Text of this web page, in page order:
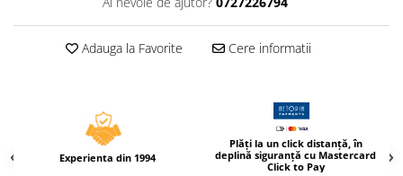
Caiete incepatori Tip I, II, III
Caiete speciale
Ierbare scolare
Etichete scolare
Adauga la Favorite Cere informatii
Experienta din 1994
Plăți la un click distanță, în
deplină siguranță cu Mastercard
Click to Pay